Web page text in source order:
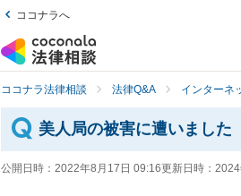
ココナラへ
ココナラ法律相談 法律Q&A インターネ
美人局の被害に遭いました
公開日時： 2022年8月17日 09:16更新日時：